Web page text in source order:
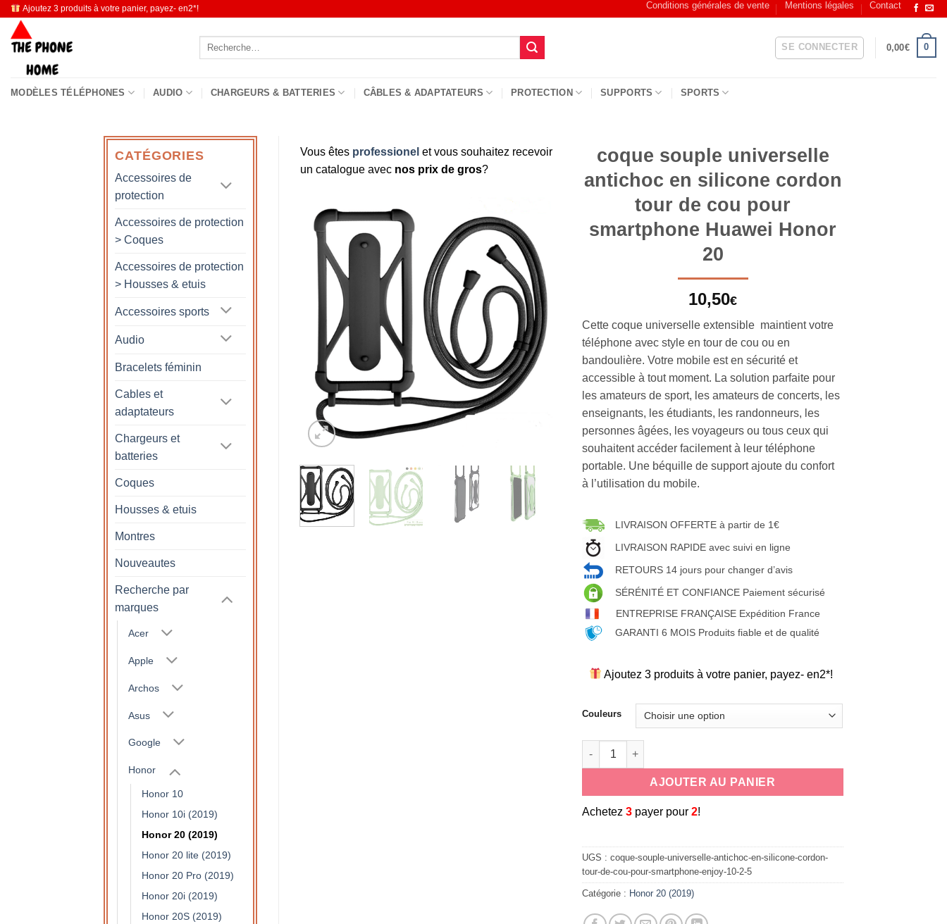
Passer
contenu
Ajoutez 3 produits à votre panier, payez- en2*! Conditions générales de vente Mentions légales Contact
Recherche
SE CONNECTER 0,00€ 0
MODÈLES TÉLÉPHONES AUDIO CHARGEURS & BATTERIES CÂBLES & ADAPTATEURS PROTECTION SUPPORTS SPORTS
CATÉGORIES
Accessoires de
protection
Accessoires de protection
> Coques
Accessoires de protection
> Housses & etuis
Accessoires sports
Audio
Bracelets féminin
Cables et
adaptateurs
Chargeurs et
batteries
Coques
Housses & etuis
Montres
Nouveautes
Recherche par
marques
Acer
Apple
Archos
Asus
Google
Honor
Honor 10
Honor 10i (2019)
Honor 20 (2019)
Honor 20 lite (2019)
Honor 20 Pro (2019)
Honor 20i (2019)
Honor 20S (2019)
Vous êtes professionel et vous souhaitez recevoir
un catalogue avec nos prix de gros?
coque souple universelle
antichoc en silicone cordon
tour de cou pour
smartphone Huawei Honor
20
10,50€
Cette coque universelle extensible maintient votre
téléphone avec style en tour de cou ou en
bandoulière. Votre mobile est en sécurité et
accessible à tout moment. La solution parfaite pour
les amateurs de sport, les amateurs de concerts, les
enseignants, les étudiants, les randonneurs, les
personnes âgées, les voyageurs ou tous ceux qui
souhaitent accéder facilement à leur téléphone
portable. Une béquille de support ajoute du confort
à l’utilisation du mobile.
LIVRAISON OFFERTE à partir de 1€
LIVRAISON RAPIDE avec suivi en ligne
RETOURS 14 jours pour changer d’avis
SÉRÉNITÉ ET CONFIANCE Paiement sécurisé
ENTREPRISE FRANÇAISE Expédition France
GARANTI 6 MOIS Produits fiable et de qualité
Ajoutez 3 produits à votre panier, payez- en2*!
Couleurs
quantité de coque souple universelle antichoc en silicone cordon tour de
AJOUTER AU PANIER
Achetez3 payer pour2!
UGS :coque-souple-universelle-antichoc-en-silicone-cordon-
tour-de-cou-pour-smartphone-enjoy-10-2-5
Catégorie : Honor 20 (2019)